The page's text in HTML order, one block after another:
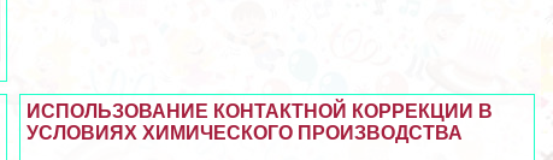
ИСПОЛЬЗОВАНИЕ КОНТАКТНОЙ КОРРЕКЦИИ В
УСЛОВИЯХ ХИМИЧЕСКОГО ПРОИЗВОДСТВА